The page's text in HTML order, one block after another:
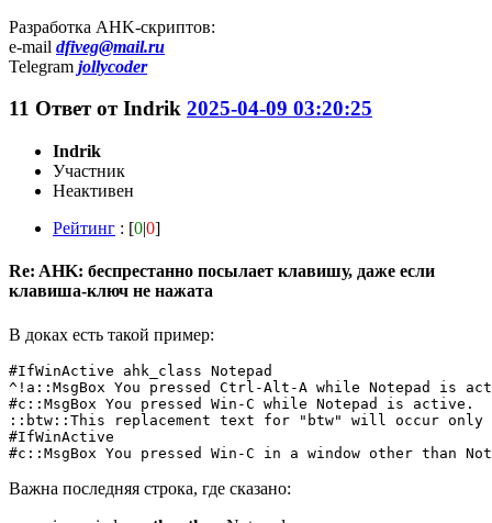
Разработка AHK-скриптов:
e-mail dfiveg@mail.ru
Telegram jollycoder
11 Ответ отIndrik 2025-04-09 03:20:25
Indrik
Участник
Неактивен
Рейтинг : [0|0]
Re: AHK: беспрестанно посылает клавишу, даже если
клавиша-ключ не нажата
В доках есть такой пример:
#IfWinActive ahk_class Notepad
^!a::MsgBox You pressed Ctrl-Alt-A while Notepad
#c::MsgBox You pressed Win-C while Notepad is active.
::btw::This replacement text for "btw" will occur only
#IfWinActive
#c::MsgBox You pressed Win-C in a window other than
Важна последняя строка, где сказано: